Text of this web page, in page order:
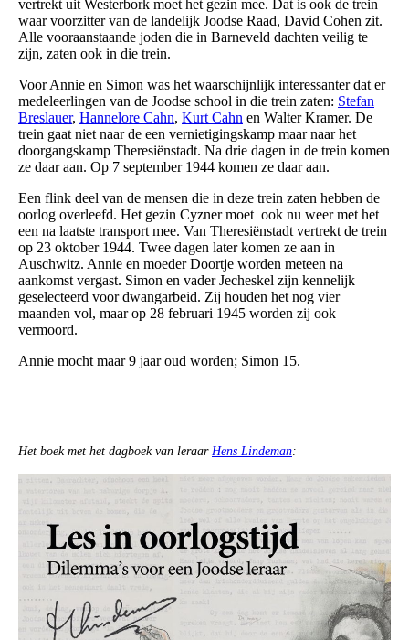
vertrekt uit Westerbork moet het gezin mee. Dat is ook de trein
waar voorzitter van de landelijk Joodse Raad, David Cohen zit.
Alle vooraanstaande joden die in Barneveld dachten veilig te
zijn, zaten ook in die trein.
Voor Annie en Simon was het waarschijnlijk interessanter dat er
medeleerlingen van de Joodse school in die trein zaten: Stefan
Breslauer, Hannelore Cahn, Kurt Cahn en Walter Kramer. De
trein gaat niet naar de een vernietigingskamp maar naar het
doorgangskamp Theresiënstadt. Na drie dagen in de trein komen
ze daar aan. Op 7 september 1944 komen ze daar aan.
Een flink deel van de mensen die in deze trein zaten hebben de
oorlog overleefd. Het gezin Cyzner moet ook nu weer met het
een na laatste transport mee. Van Theresiënstadt vertrekt de trein
op 23 oktober 1944. Twee dagen later komen ze aan in
Auschwitz. Annie en moeder Doortje worden meteen na
aankomst vergast. Simon en vader Jecheskel zijn kennelijk
geselecteerd voor dwangarbeid. Zij houden het nog vier
maanden vol, maar op 28 februari 1945 worden zij ook
vermoord.
Annie mocht maar 9 jaar oud worden; Simon 15.
Het boek met het dagboek van leraar Hens Lindeman: